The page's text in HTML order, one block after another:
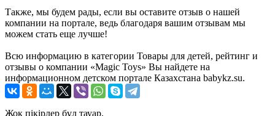
Также, мы будем рады, если вы оставите отзыв о нашей
компании на портале, ведь благодаря вашим отзывам мы
можем стать еще лучше!
Всю информацию в категории Товары для детей, рейтинг и
отзывы о компании «Magic Toys» Вы найдете на
информационном детском портале Казахстана babykz.su.
Жоқ пікірлер бұл тауар.